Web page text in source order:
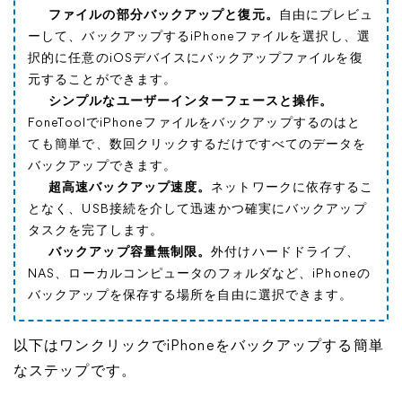
ファイルの部分バックアップと復元。
自由にプレビュ
ーして、バックアップするiPhoneファイルを選択し、選
択的に任意のiOSデバイスにバックアップファイルを復
元することができます。
シンプルなユーザーインターフェースと操作。
FoneToolでiPhoneファイルをバックアップするのはと
ても簡単で、数回クリックするだけですべてのデータを
バックアップできます。
超高速バックアップ速度。 ネットワークに依存するこ
となく、USB接続を介して迅速かつ確実にバックアップ
タスクを完了します。
バックアップ容量無制限。外付けハードドライブ、
NAS、ローカルコンピュータのフォルダなど、iPhoneの
バックアップを保存する場所を自由に選択できます。
以下はワンクリックでiPhoneをバックアップする簡単
なステップです。